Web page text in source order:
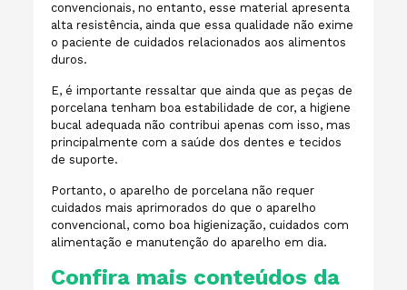
convencionais, no entanto, esse material apresenta
alta resistência, ainda que essa qualidade não exime
o paciente de cuidados relacionados aos alimentos
duros.
E, é importante ressaltar que ainda que as peças de
porcelana tenham boa estabilidade de cor, a higiene
bucal adequada não contribui apenas com isso, mas
principalmente com a saúde dos dentes e tecidos
de suporte.
Portanto, o aparelho de porcelana não requer
cuidados mais aprimorados do que o aparelho
convencional, como boa higienização, cuidados com
alimentação e manutenção do aparelho em dia.
Confira mais conteúdos da